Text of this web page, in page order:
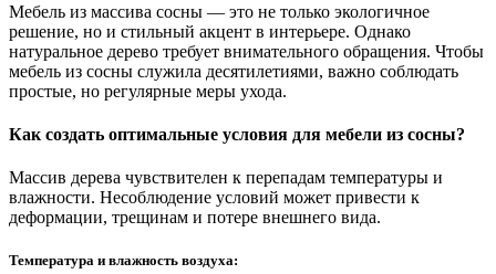
Мебель из массива сосны — это не только экологичное
решение, но и стильный акцент в интерьере. Однако
натуральное дерево требует внимательного обращения. Чтобы
мебель из сосны служила десятилетиями, важно соблюдать
простые, но регулярные меры ухода.
Как создать оптимальные условия для мебели из сосны?
Массив дерева чувствителен к перепадам температуры и
влажности. Несоблюдение условий может привести к
деформации, трещинам и потере внешнего вида.
Температура и влажность воздуха: